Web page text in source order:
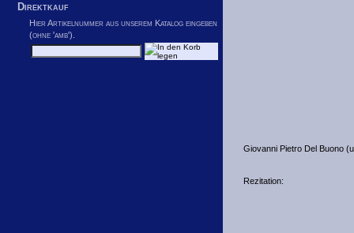
Direktkauf
Hier Artikelnummer aus unserem Katalog eingeben
(ohne 'amb').
Giovanni Pietro Del Buono
Rezitation: